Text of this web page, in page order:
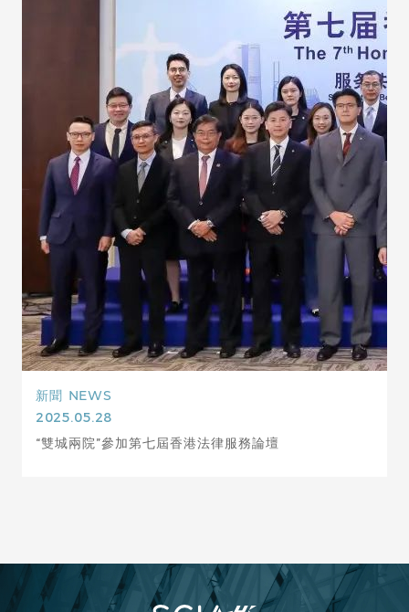
新聞 NEWS
2025.05.28
“雙城兩院”參加第七屆香港法律服務論壇